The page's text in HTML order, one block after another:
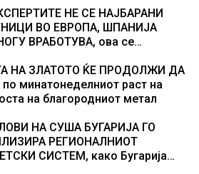
НЕ СЕ НАЈБАРАНИ
ВО ЕВРОПА, ШПАНИЈА
ВРАБОТУВА, oва се
НА ЗЛАТОТО ЌЕ ПРОДОЛЖИ ДА
минатонеделниот раст на
на благородниот метал
НА СУША БУГАРИЈА ГО
РЕГИОНАЛНИОТ
СИСТЕМ, како Бугарија